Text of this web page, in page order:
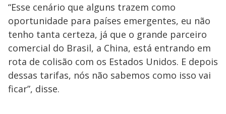
“Esse cenário que alguns trazem como
oportunidade para países emergentes, eu não
tenho tanta certeza, já que o grande parceiro
comercial do Brasil, a China, está entrando em
rota de colisão com os Estados Unidos. E depois
dessas tarifas, nós não sabemos como isso vai
ficar”, disse.